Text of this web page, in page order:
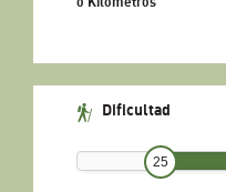
Dificultad
25